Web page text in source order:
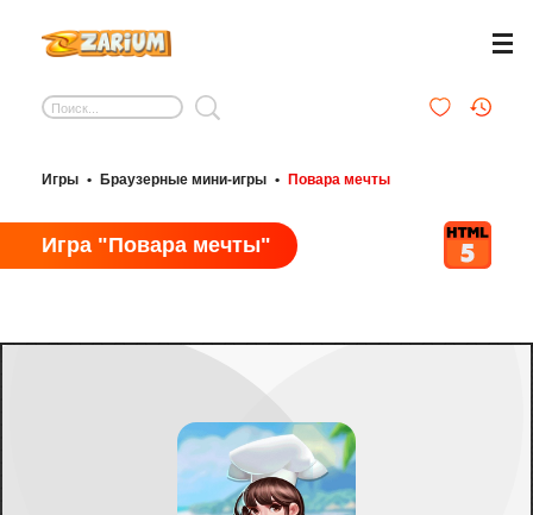
Игры • Браузерные мини-игры • Повара мечты
Игра "Повара мечты"